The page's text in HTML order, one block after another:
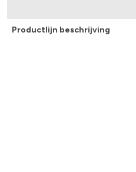
Productlijn beschrijving